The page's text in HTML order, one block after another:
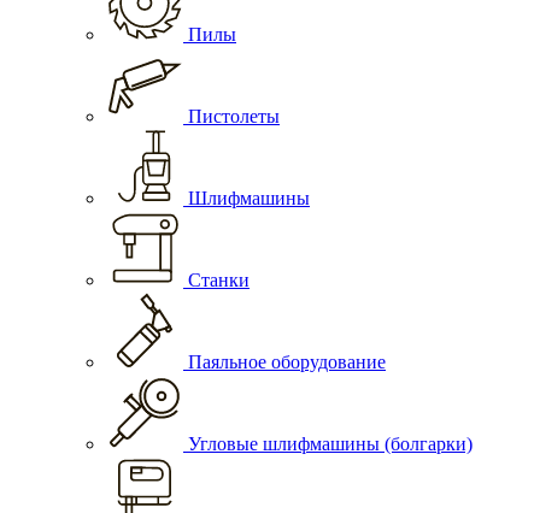
Пилы
Пистолеты
Шлифмашины
Станки
Паяльное оборудование
Угловые шлифмашины (болгарки)